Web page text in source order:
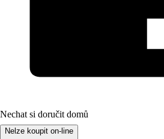
Nechat si doručit domů
Nelze koupit on-line